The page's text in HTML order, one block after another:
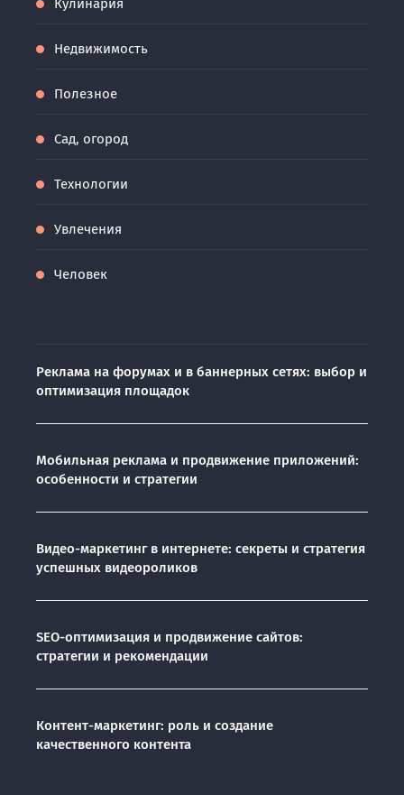
Кулинария
Недвижимость
Полезное
Сад, огород
Технологии
Увлечения
Человек
Реклама на форумах и в баннерных сетях: выбор и
оптимизация площадок
Мобильная реклама и продвижение приложений:
особенности и стратегии
Видео-маркетинг в интернете: секреты и стратегия
успешных видеороликов
SEO-оптимизация и продвижение сайтов:
стратегии и рекомендации
Контент-маркетинг: роль и создание
качественного контента